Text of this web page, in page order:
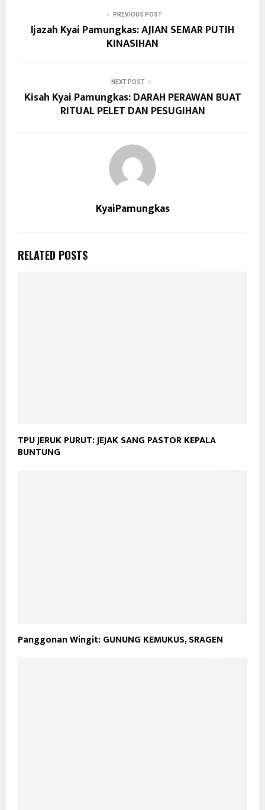
PREVIOUS POST
Ijazah Kyai Pamungkas: AJIAN SEMAR PUTIH
KINASIHAN
NEXT POST
Kisah Kyai Pamungkas: DARAH PERAWAN BUAT
RITUAL PELET DAN PESUGIHAN
KyaiPamungkas
RELATED POSTS
TPU JERUK PURUT: JEJAK SANG PASTOR KEPALA
BUNTUNG
Panggonan Wingit: GUNUNG KEMUKUS, SRAGEN